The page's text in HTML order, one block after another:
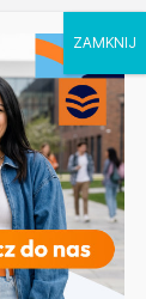
Olsztynie